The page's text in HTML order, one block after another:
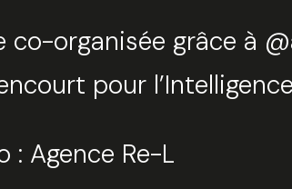
co-organisée grâce à
pour
: Agence Re-L